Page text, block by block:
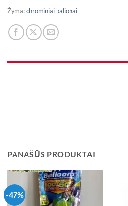
Žyma:chrominiai balionai
PANAŠŪS PRODUKTAI
-47%